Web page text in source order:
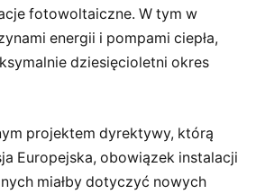
fotowoltaiczne. W tym w
energii i pompami ciepła,
dziesięcioletni okres
projektem dyrektywy, którą
Europejska, obowiązek instalacji
miałby dotyczyć nowych